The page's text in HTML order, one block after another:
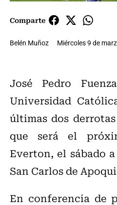
Comparte
Belén Muñoz Miércoles 9 de
José Pedro
Universidad
últimas dos
que será el
Everton, el sábado
San Carlos de
En conferencia de